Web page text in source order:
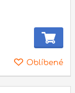
Oblíbené